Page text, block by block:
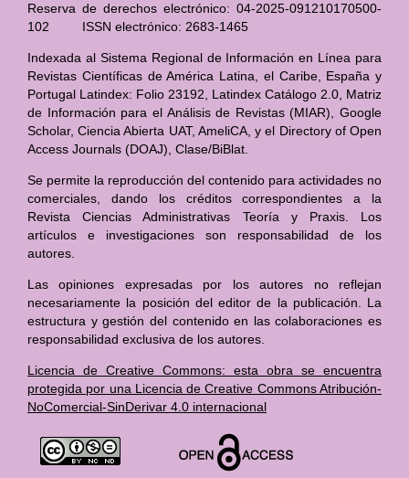
Reserva de derechos electrónico: 04-2025-091210170500-
102 ISSN electrónico: 2683-1465
Indexada al Sistema Regional de Información en Línea para
Revistas Científicas de América Latina, el Caribe, España y
Portugal Latindex: Folio 23192, Latindex Catálogo 2.0, Matriz
de Información para el Análisis de Revistas (MIAR), Google
Scholar, Ciencia Abierta UAT, AmeliCA, y el Directory of Open
Access Journals (DOAJ), Clase/BiBlat.
Se permite la reproducción del contenido para actividades no
comerciales, dando los créditos correspondientes a la
Revista Ciencias Administrativas Teoría y Praxis. Los
artículos e investigaciones son responsabilidad de los
autores.
Las opiniones expresadas por los autores no reflejan
necesariamente la posición del editor de la publicación. La
estructura y gestión del contenido en las colaboraciones es
responsabilidad exclusiva de los autores.
Licencia de Creative Commons: esta obra se encuentra
protegida por una Licencia de Creative Commons Atribución-
NoComercial-SinDerivar 4.0 internacional